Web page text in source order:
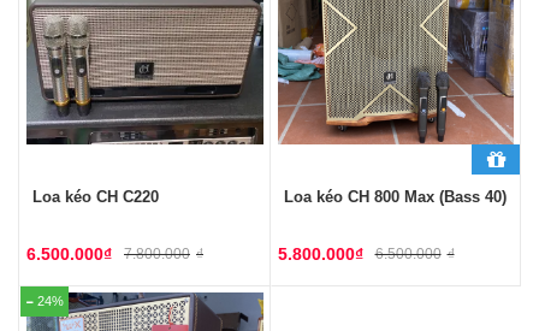
Loa kéo CH C220
7.800.000 ₫
6.500.000₫
Loa kéo CH 800 Max (Bass 40)
6.500.000 ₫
5.800.000₫
24%